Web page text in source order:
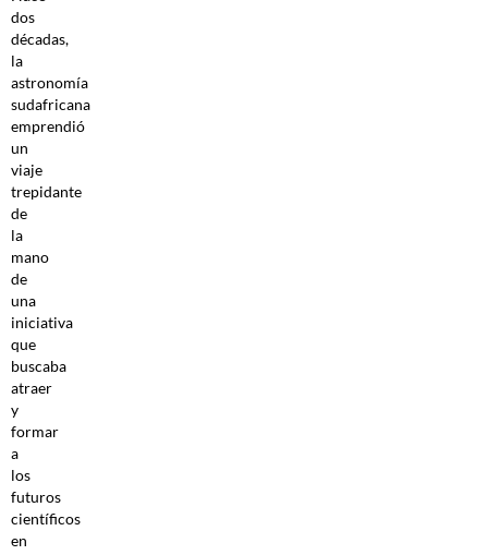
dos
décadas,
la
astronomía
sudafricana
emprendió
un
viaje
trepidante
de
la
mano
de
una
iniciativa
que
buscaba
atraer
y
formar
a
los
futuros
científicos
en